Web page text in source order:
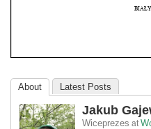
About Latest Posts
Jakub
Wiceprezes at